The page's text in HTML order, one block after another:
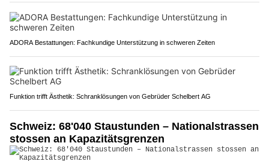
ADORA Bestattungen: Fachkundige Unterstützung in schweren Zeiten
Funktion trifft Ästhetik: Schranklösungen von Gebrüder Schelbert AG
Schweiz: 68'040 Staustunden – Nationalstrassen
stossen an Kapazitätsgrenzen